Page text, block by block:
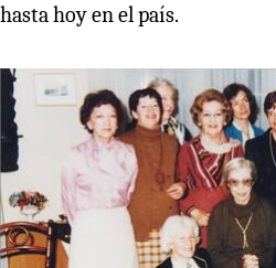
hasta hoy en el país.